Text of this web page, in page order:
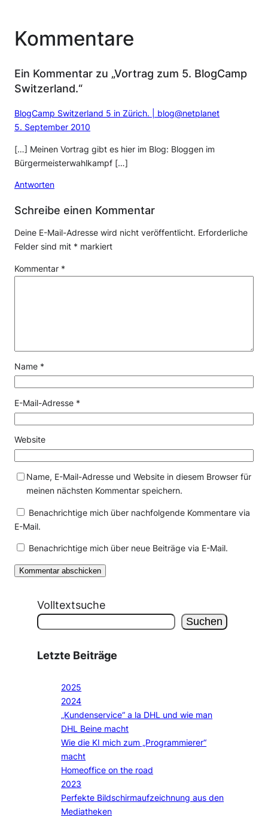
Kommentare
Ein Kommentar zu „Vortrag zum 5. BlogCamp
Switzerland.“
BlogCamp Switzerland 5 in Zürich. | blog@netplanet
5. September 2010
[…] Meinen Vortrag gibt es hier im Blog: Bloggen im
Bürgermeisterwahlkampf […]
Antworten
Schreibe einen Kommentar
Deine E-Mail-Adresse wird nicht veröffentlicht. Erforderliche
Felder sind mit * markiert
Kommentar *
Name *
E-Mail-Adresse *
Website
Name, E-Mail-Adresse und Website in diesem Browser für
meinen nächsten Kommentar speichern.
Benachrichtige mich über nachfolgende Kommentare via
E-Mail.
Benachrichtige mich über neue Beiträge via E-Mail.
Volltextsuche
Suchen
Letzte Beiträge
2025
2024
„Kundenservice“ a la DHL und wie man
DHL Beine macht
Wie die KI mich zum „Programmierer“
macht
Homeoffice on the road
2023
Perfekte Bildschirmaufzeichnung aus den
Mediatheken